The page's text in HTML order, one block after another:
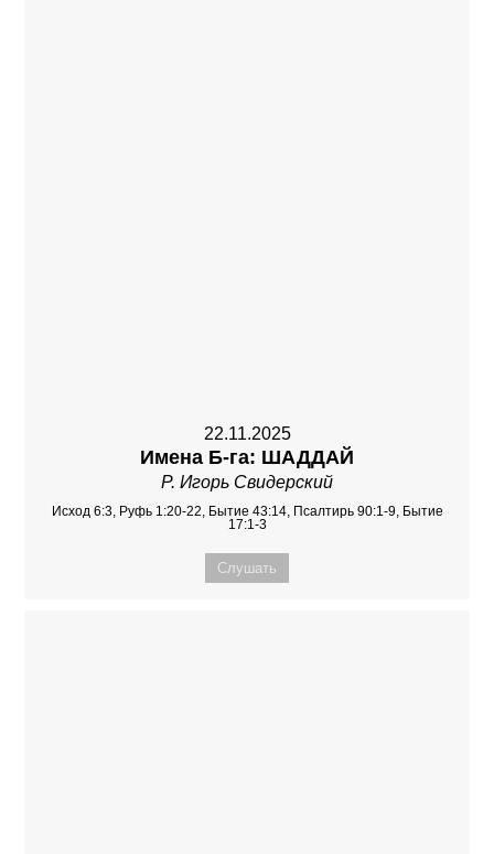
22.11.2025
Имена Б-га: ШАДДАЙ
Р. Игорь Свидерский
Исход 6:3, Руфь 1:20-22, Бытие 43:14, Псалтирь 90:1-9, Бытие
17:1-3
Слушать